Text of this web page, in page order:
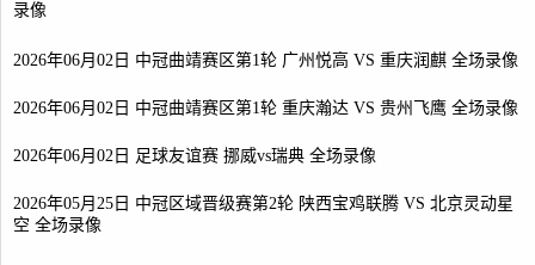
录像
2026年06月02日 中冠曲靖赛区第1轮 广州悦高 VS 重庆润麒 全场录像
2026年06月02日 中冠曲靖赛区第1轮 重庆瀚达 VS 贵州飞鹰 全场录像
2026年06月02日 足球友谊赛 挪威vs瑞典 全场录像
2026年05月25日 中冠区域晋级赛第2轮 陕西宝鸡联腾 VS 北京灵动星
空 全场录像